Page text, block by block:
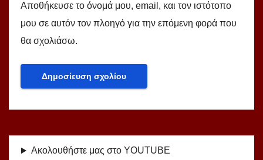
Αποθήκευσε το όνομά μου, email, και τον ιστότοπο
μου σε αυτόν τον πλοηγό για την επόμενη φορά που
θα σχολιάσω.
Ακολουθήστε μας στο YOUTUBE